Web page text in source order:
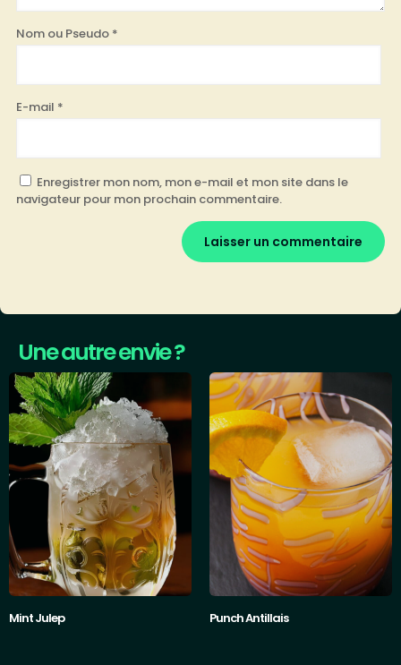
Nom ou Pseudo *
E-mail *
Enregistrer mon nom, mon e-mail et mon site dans le
navigateur pour mon prochain commentaire.
Une autre envie ?
Mint Julep Punch Antillais